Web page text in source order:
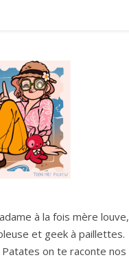
à la fois mère louve,
et geek à paillettes.
Patates on te raconte nos